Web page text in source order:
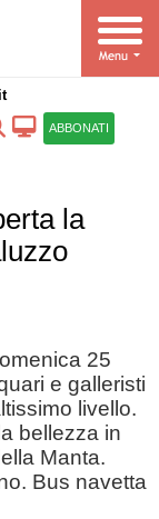
ABBONATI
la
25
e galleristi
livello.
bellezza in
Manta.
Bus navetta